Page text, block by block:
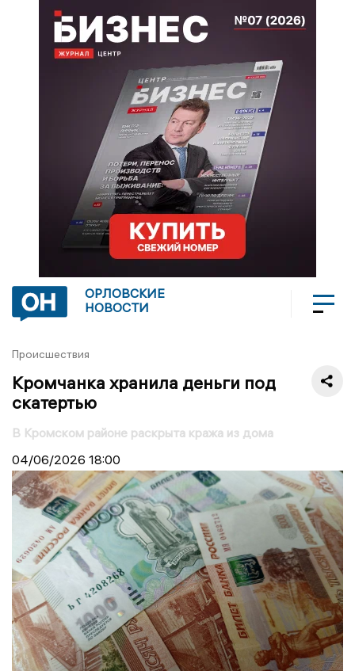
ОРЛОВСКИЕ
НОВОСТИ
Происшествия
Кромчанка хранила деньги под
скатертью
В Кромском районе раскрыта кража из дома
04/06/2026 18:00